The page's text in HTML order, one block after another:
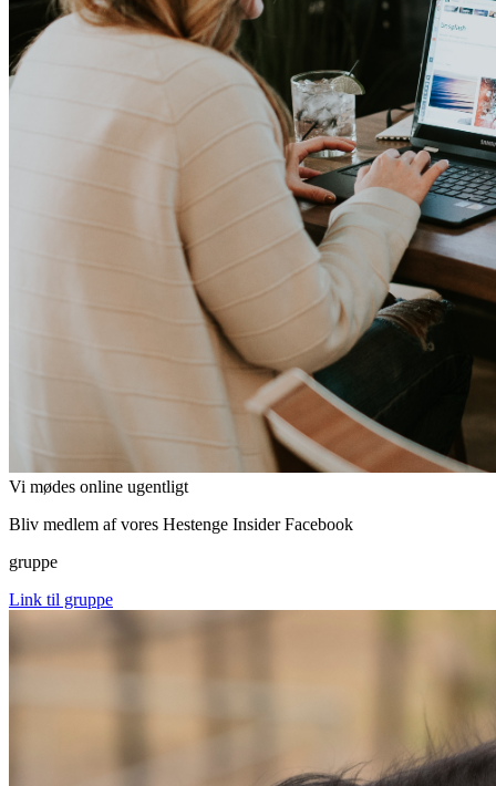
Vi mødes online ugentligt
Bliv medlem af vores Hestenge Insider Facebook
gruppe
Link til gruppe